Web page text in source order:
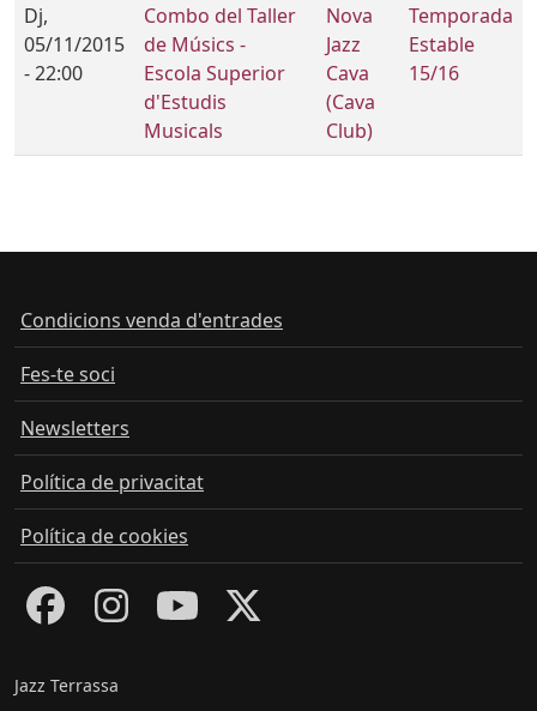
Dj,
05/11/2015
- 22:00
Combo del Taller
de Músics -
Escola Superior
d'Estudis
Musicals
Nova
Jazz
Cava
(Cava
Club)
Temporada
Estable
15/16
Condicions venda d'entrades
Fes-te soci
Newsletters
Política de privacitat
Política de cookies
Jazz Terrassa